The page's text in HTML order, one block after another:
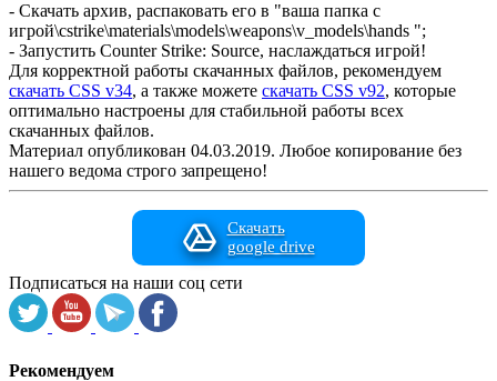
- Скачать архив, распаковать его в "ваша папка с
игрой\cstrike\materials\models\weapons\v_models\hands ";
- Запустить Counter Strike: Source, наслаждаться игрой!
Для корректной работы скачанных файлов, рекомендуем
скачать CSS v34, а также можете скачать CSS v92, которые
оптимально настроены для стабильной работы всех
скачанных файлов.
Материал опубликован 04.03.2019. Любое копирование без
нашего ведома строго запрещено!
Скачать
google drive
Подписаться на наши соц сети
Рекомендуем